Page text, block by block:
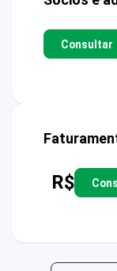
Consultar
R$